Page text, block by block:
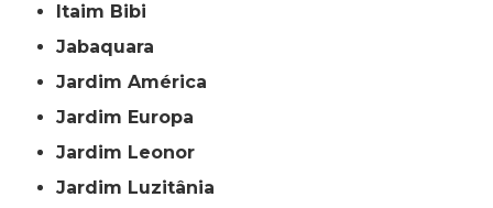
Itaim Bibi
Jabaquara
Jardim América
Jardim Europa
Jardim Leonor
Jardim Luzitânia